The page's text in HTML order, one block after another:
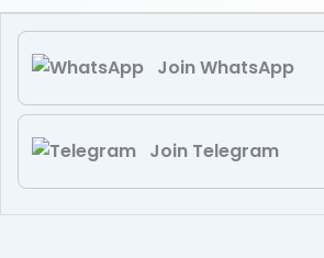
Join WhatsApp
Join Telegram